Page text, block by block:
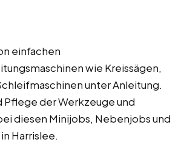
einfachen
wie Kreissägen,
unter Anleitung.
Pflege der Werkzeuge und
diesen Minijobs, Nebenjobs und
Harrislee.